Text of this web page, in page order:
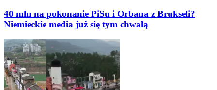
40 mln na pokonanie PiSu i Orbana z Brukseli?
Niemieckie media już się tym chwalą